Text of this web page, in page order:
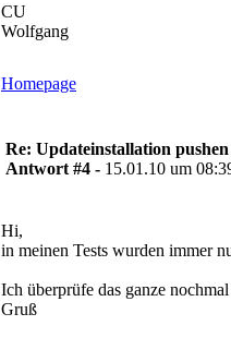
CU
Wolfgang
Homepage
Re: Updateinstallation
Antwort #4 - 15.01.10 um
Hi,
in meinen Tests wurden immer
Ich überprüfe das ganze nochmal
Gruß